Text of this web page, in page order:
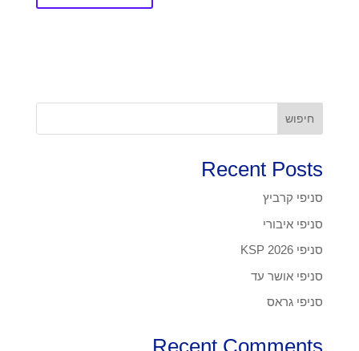
חיפוש
Recent Posts
סניפי קרביץ
סניפי איבורי
סניפי KSP 2026
סניפי אושר עד
סניפי גראס
Recent Comments